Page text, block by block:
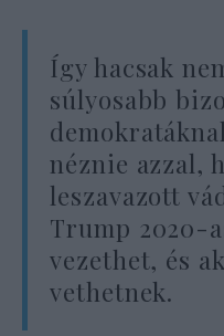
Így hacsak
súlyosabb
néznie azzal,
leszavazott
Trump 2020-
vezethet, és
vethetnek.